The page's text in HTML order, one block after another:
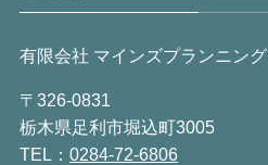
有限会社 マインズプランニング
〒326-0831
栃木県足利市堀込町3005
TEL： 0284-72-6806